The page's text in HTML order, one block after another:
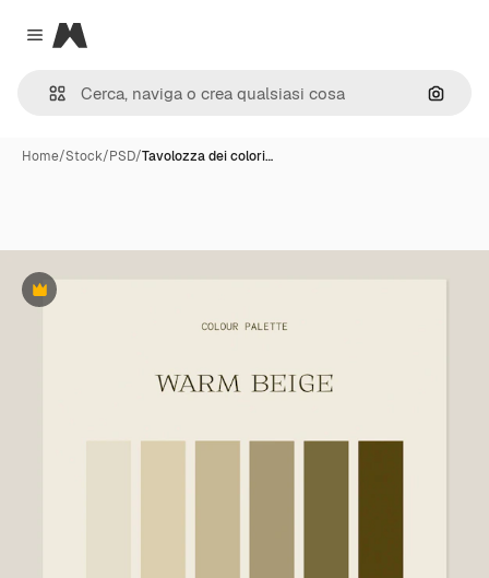
Close menu
Magnific
Cerca
Home/Stock/PSD/Tavolozza dei colori…
Premium